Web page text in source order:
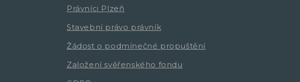
Právníci Plzeň
Stavební právo právník
Žádost o podmínečné propuštění
Založení svěřenského fondu